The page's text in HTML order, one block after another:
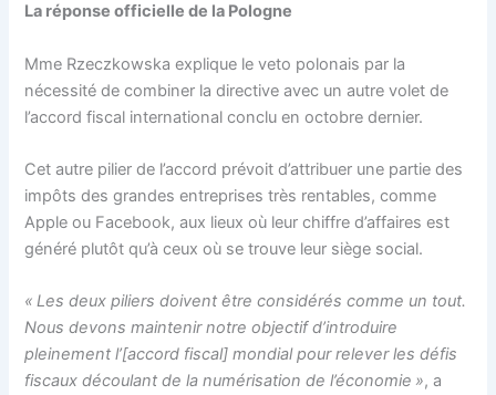
La réponse officielle de la Pologne
Mme Rzeczkowska explique le veto polonais par la
nécessité de combiner la directive avec un autre volet de
l’accord fiscal international conclu en octobre dernier.
Cet autre pilier de l’accord prévoit d’attribuer une partie des
impôts des grandes entreprises très rentables, comme
Apple ou Facebook, aux lieux où leur chiffre d’affaires est
généré plutôt qu’à ceux où se trouve leur siège social.
« Les deux piliers doivent être considérés comme un tout.
Nous devons maintenir notre objectif d’introduire
pleinement l’[accord fiscal] mondial pour relever les défis
fiscaux découlant de la numérisation de l’économie », a